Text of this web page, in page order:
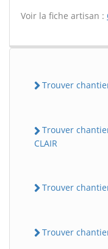
Voir la fiche artisan :
Trouver
Trouver
CLAIR
Trouver
Trouver